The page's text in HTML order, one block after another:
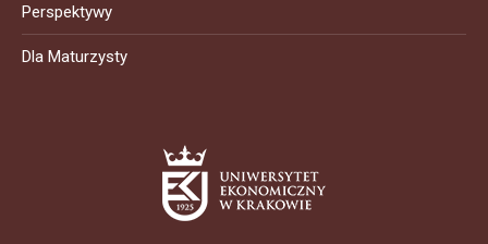
Perspektywy
Dla Maturzysty